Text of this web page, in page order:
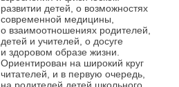
развитии детей, о возможностях
современной медицины,
о взаимоотношениях родителей,
детей и учителей, о досуге
и здоровом образе жизни.
Ориентирован на широкий круг
читателей, и в первую очередь,